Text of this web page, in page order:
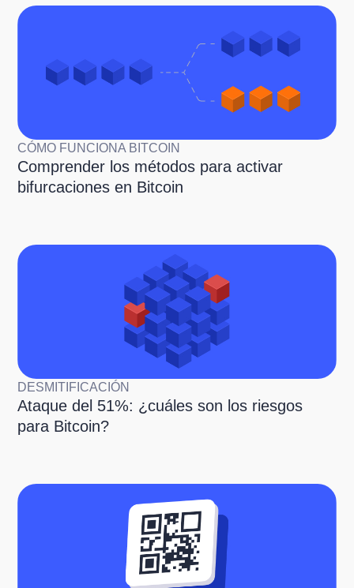
CÓMO FUNCIONA BITCOIN
Comprender los métodos para activar
bifurcaciones en Bitcoin
DESMITIFICACIÓN
Ataque del 51%: ¿cuáles son los riesgos
para Bitcoin?